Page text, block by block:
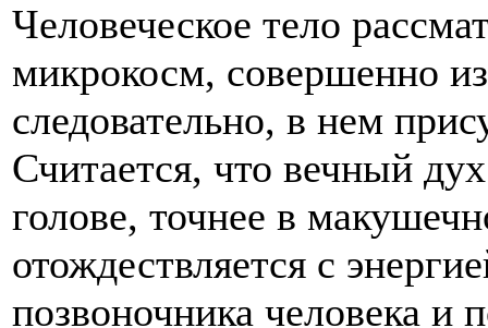
Человеческое тело
микрокосм, совершенно
следовательно, в нем
Считается, что вечный
голове, точнее в
отождествляется с
позвоночника человека и